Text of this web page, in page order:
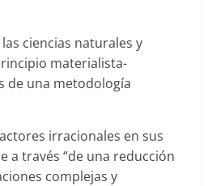
ciencias naturales y
materialista-
de una metodología
irracionales en sus
a través “de una reducción
complejas y